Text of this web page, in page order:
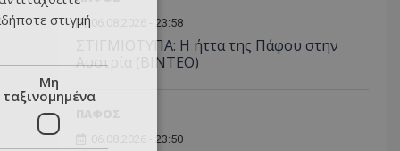
06.08.2026 - 23:58
ΣΤΙΓΜΙΟΤΥΠΑ: Η ήττα της Πάφου στην
Αυστρία (ΒΙΝΤΕΟ)
06.08.2026 - 23:50
στιγμή
Μη
ταξινομημένα